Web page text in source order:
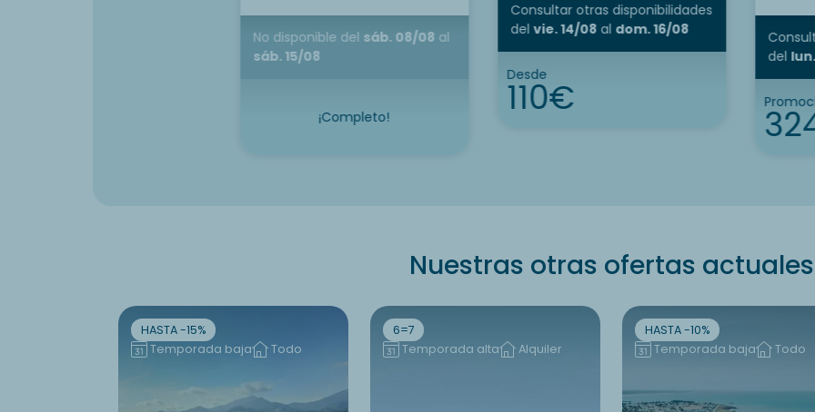
No disponible del sáb. 08/08 al
sáb. 15/08
¡Completo!
Consultar otras disponibilidades
del vie. 14/08 al dom. 16/08
Desde
110€
del
Nuestras otras ofertas actuales
HASTA -15%
Temporada baja
Todo
6=7
Temporada alta
Alquiler
HASTA -10%
Temporada baja
Todo